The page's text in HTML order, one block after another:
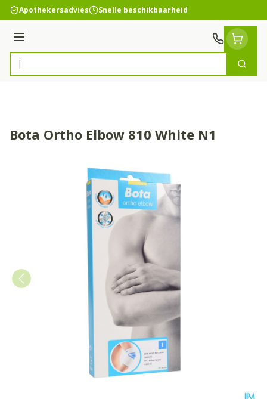
Ga naar de inhoud
Apothekersadvies Snelle beschikbaarheid
Menu
Product, merk, categorie...
Zoek
Bota Ortho Elbow 810 White N1